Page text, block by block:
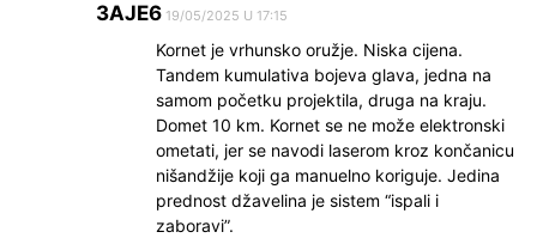
3AJE6 19/05/2025 U 17:15
Kornet je vrhunsko oružje. Niska cijena.
Tandem kumulativa bojeva glava, jedna na
samom početku projektila, druga na kraju.
Domet 10 km. Kornet se ne može elektronski
ometati, jer se navodi laserom kroz končanicu
nišandžije koji ga manuelno koriguje. Jedina
prednost džavelina je sistem “ispali i
zaboravi”.